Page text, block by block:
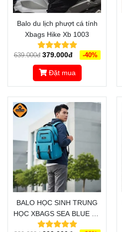
Balo du lịch phượt cá tính
Xbags Hike Xb 1003
639.000đ 379.000đ -40%
Đặt mua
BALO HỌC SINH TRUNG
HỌC XBAGS SEA BLUE XB
3201 - BIỂU TƯỢNG THỜI